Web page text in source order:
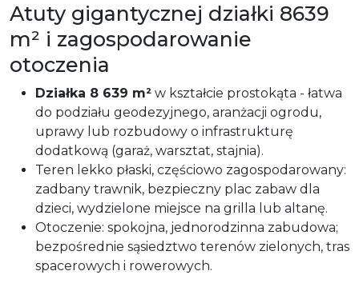
Atuty gigantycznej działki 8639
m² i zagospodarowanie
otoczenia
Działka 8 639 m² w kształcie prostokąta - łatwa
do podziału geodezyjnego, aranżacji ogrodu,
uprawy lub rozbudowy o infrastrukturę
dodatkową (garaż, warsztat, stajnia).
Teren lekko płaski, częściowo zagospodarowany:
zadbany trawnik, bezpieczny plac zabaw dla
dzieci, wydzielone miejsce na grilla lub altanę.
Otoczenie: spokojna, jednorodzinna zabudowa;
bezpośrednie sąsiedztwo terenów zielonych, tras
spacerowych i rowerowych.